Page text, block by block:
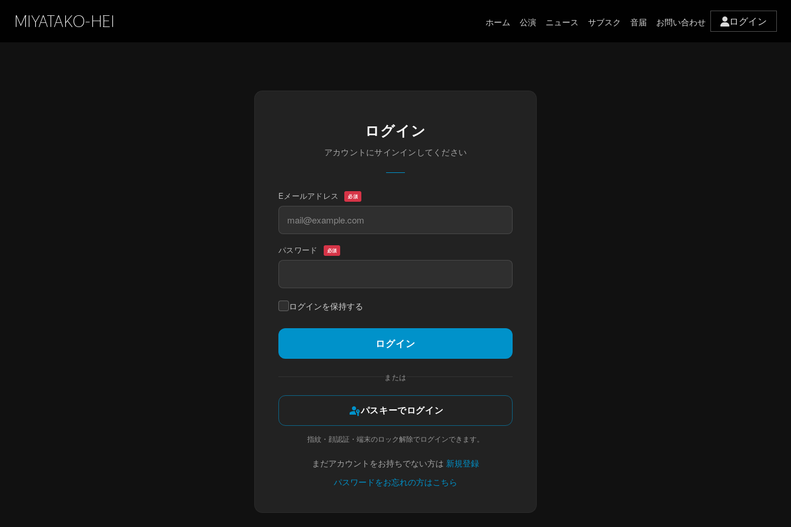
MIYATAKO-HEI ホーム 公演 ニュース サブスク 音届 お問い合わせ ログイン
ログイン
アカウントにサインインしてください
Eメールアドレス 必須
パスワード 必須
ログインを保持する
ログイン
または
passkeyパスキーでログイン
指紋・顔認証・端末のロック解除でログインできます。
まだアカウントをお持ちでない方は 新規登録
パスワードをお忘れの方はこちら